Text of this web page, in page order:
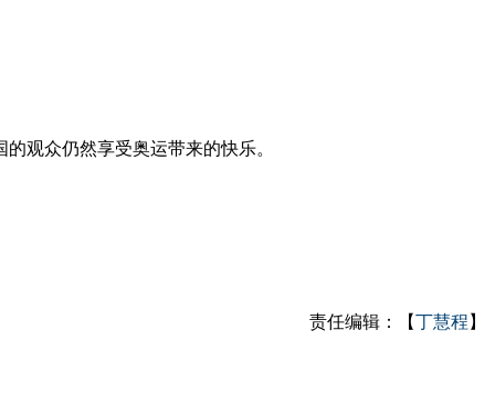
观众仍然享受奥运带来的快乐。
责任编辑：【丁慧程 】